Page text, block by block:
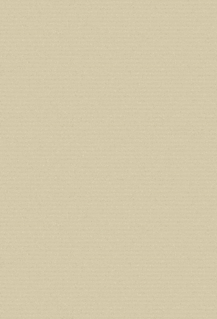
Deprecated: Creation of dynamic
deprecated in/home/users/confidit/
line210
Deprecated: Creation of dynamic
deprecated in /home/users/confidit/
line212
Deprecated: Creation of dynamic
deprecated in /home/users/confidit/
line213
Deprecated: Creation of dynamic
/home/users/confidit/www/cms/
Deprecated: Creation of dynamic
in/home/users/confidit/www/cms/